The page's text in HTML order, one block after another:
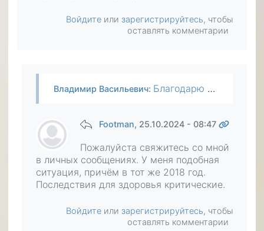
Войдите или зарегистрируйтесь, чтобы
оставлять комментарии
Владимир Васильевич: Благодарю всех, кто сделал пожертвование. Сегодня пришла неожиданная сумма. Спасибо! Уголовное дело закрыли за истечением срока давности преступления, но теперь идет судебный процесс по моему…
Footman, 25.10.2024 - 08:47
Пожалуйста свяжитесь со мной
в личных сообщениях. У меня подобная
ситуация, причём в тот же 2018 год.
Последствия для здоровья критические.
Войдите или зарегистрируйтесь, чтобы
оставлять комментарии